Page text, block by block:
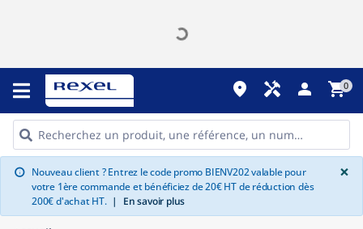
place handyman person shopping_cart0
info Nouveau client ? Entrez le code promo BIENV202 valable pour
votre 1ère commande et bénéficiez de 20€ HT de réduction dès
200€ d'achat HT. | En savoir plus
×